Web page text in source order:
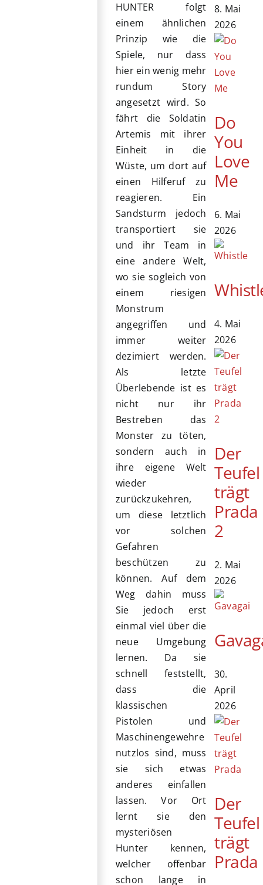
HUNTER folgt
einem ähnlichen
Prinzip wie die
Spiele, nur dass
hier ein wenig mehr
rundum Story
angesetzt wird. So
fährt die Soldatin
Artemis mit ihrer
Einheit in die
Wüste, um dort auf
einen Hilferuf zu
reagieren. Ein
Sandsturm jedoch
transportiert sie
und ihr Team in
eine andere Welt,
wo sie sogleich von
einem riesigen
Monstrum
angegriffen und
immer weiter
dezimiert werden.
Als letzte
Überlebende ist es
nicht nur ihr
Bestreben das
Monster zu töten,
sondern auch in
ihre eigene Welt
wieder
zurückzukehren,
um diese letztlich
vor solchen
Gefahren
beschützen zu
können. Auf dem
Weg dahin muss
Sie jedoch erst
einmal viel über die
neue Umgebung
lernen. Da sie
schnell feststellt,
dass die
klassischen
Pistolen und
Maschinengewehre
nutzlos sind, muss
sie sich etwas
anderes einfallen
lassen. Vor Ort
lernt sie den
mysteriösen
Hunter kennen,
welcher offenbar
schon lange in
8. Mai
2026
Do
You
Love
Me
6. Mai
2026
4. Mai
2026
Der
Teufel
trägt
Prada
2
2. Mai
2026
30.
April
2026
Der
Teufel
trägt
Prada